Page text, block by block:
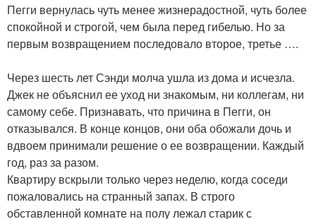
Пегги вернулась чуть менее жизнерадостной, чуть более
спокойной и строгой, чем была перед гибелью. Но за
первым возвращением последовало второе, третье ….
Через шесть лет Сэнди молча ушла из дома и исчезла.
Джек не объяснил ее уход ни знакомым, ни коллегам, ни
самому себе. Признавать, что причина в Пегги, он
отказывался. В конце концов, они оба обожали дочь и
вдвоем принимали решение о ее возвращении. Каждый
год, раз за разом.
Квартиру вскрыли только через неделю, когда соседи
пожаловались на странный запах. В строго
обставленной комнате на полу лежал старик с